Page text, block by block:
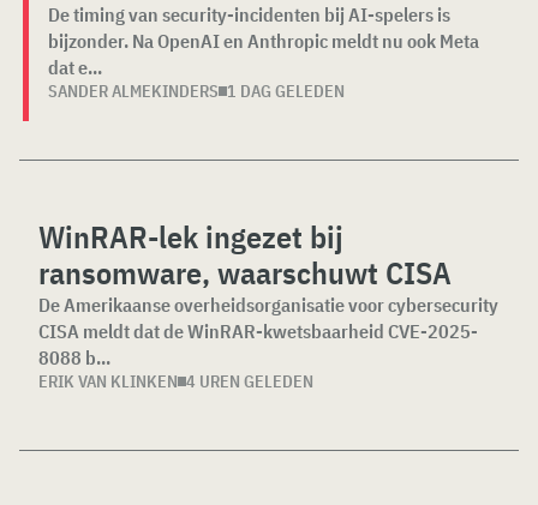
De timing van security-incidenten bij AI-spelers is
bijzonder. Na OpenAI en Anthropic meldt nu ook Meta
dat e...
SANDER ALMEKINDERS 1 DAG GELEDEN
WinRAR-lek ingezet bij
ransomware, waarschuwt CISA
De Amerikaanse overheidsorganisatie voor cybersecurity
CISA meldt dat de WinRAR-kwetsbaarheid CVE-2025-
8088 b...
ERIK VAN KLINKEN 4 UREN GELEDEN